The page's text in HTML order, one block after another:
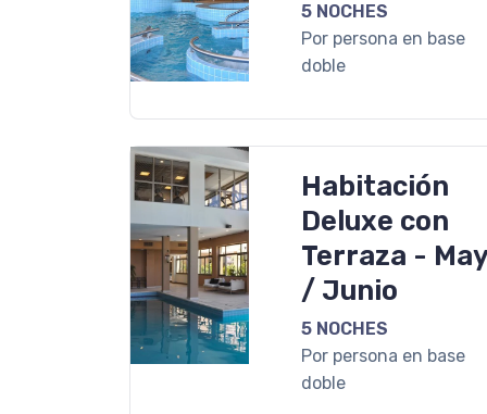
5 NOCHES
Por persona en base
doble
Habitación
Deluxe con
Terraza -
/ Junio
5 NOCHES
Por persona en base
doble